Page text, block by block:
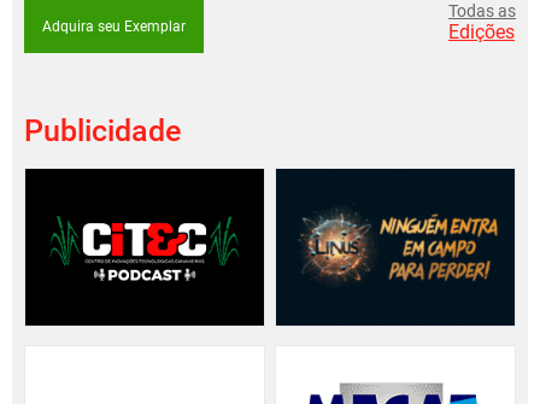
Adquira seu Exemplar
Todas as
Edições
Publicidade